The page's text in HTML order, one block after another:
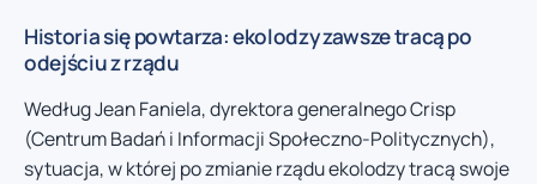
Historia się powtarza: ekolodzy zawsze tracą po
odejściu z rządu
Według Jean Faniela, dyrektora generalnego Crisp
(Centrum Badań i Informacji Społeczno-Politycznych),
sytuacja, w której po zmianie rządu ekolodzy tracą swoje